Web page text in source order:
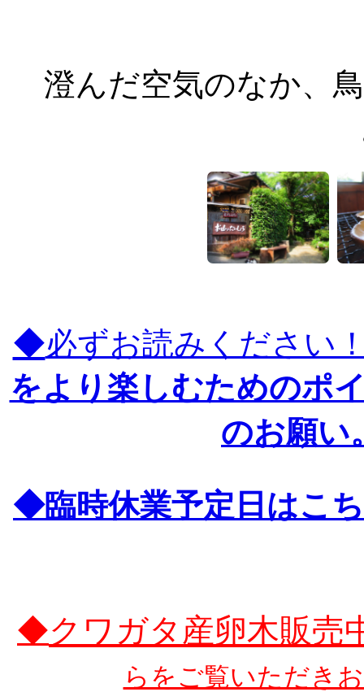
澄んだ空気のなか、
◆必ずお読みください
をより楽しむためのポ
のお願い
◆臨時休業予定日はこ
◆クワガタ産卵木販売
らをご覧いただき